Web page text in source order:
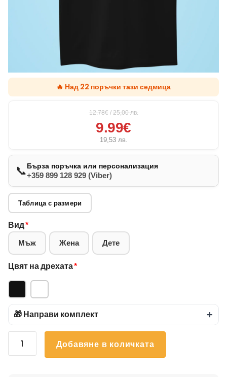
🔥 Над 22 поръчки тази седмица
12.78€ / 25,00лв.
9.99€
19,53 лв.
📞Бърза поръчка или персонализация
+359 899 128 929 (Viber)
Таблица с размери
Вид*
Мъж Жена Дете
Цвят на дрехата*
🎁 Направи комплект +
количество
Добавяне в количката